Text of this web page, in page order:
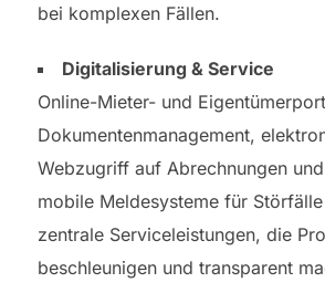
bei komplexen Fällen.
Digitalisierung & Service
Online-Mieter- und
Dokumentenmanagement,
Webzugriff auf Abrechnungen
mobile Meldesysteme für
zentrale Serviceleistungen, die
beschleunigen und transparent